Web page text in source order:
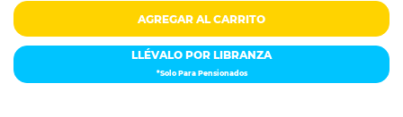
Herramientas
AGREGAR AL CARRITO
LLÉVALO POR LIBRANZA
*Solo Para Pensionados